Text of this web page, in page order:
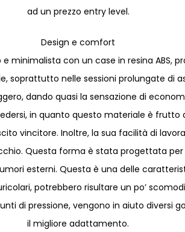
ad un prezzo entry level.
Design e comfort
minimalista con un case in resina ABS,
soprattutto nelle sessioni prolungate di
dando quasi la sensazione di
in quanto questo materiale è frutto
vincitore. Inoltre, la sua facilità di
Questa forma è stata progettata
esterni. Questa è una delle
potrebbero risultare un po’
di pressione, vengono in aiuto diversi
il migliore adattamento.